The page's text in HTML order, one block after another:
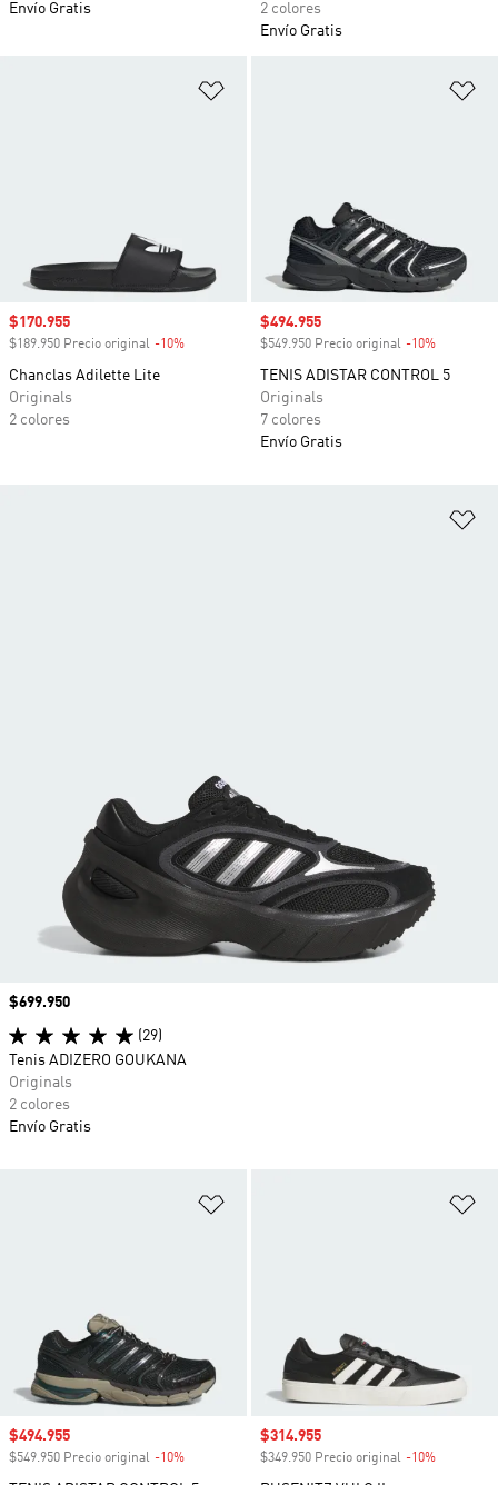
Envío Gratis
2 colores
Envío Gratis
Precio de venta
$170.955
$189.950 Precio original -10%
Chanclas Adilette Lite
Originals
2 colores
Precio de venta
$494.955
$549.950 Precio original -10%
TENIS ADISTAR CONTROL 5
Originals
7 colores
Envío Gratis
Precio de venta
$494.955
$549.950 Precio original -10%
Precio de venta
$314.955
$349.950 Precio original -10%
Precio
$699.950
(29)
Tenis ADIZERO GOUKANA
Originals
2 colores
Envío Gratis